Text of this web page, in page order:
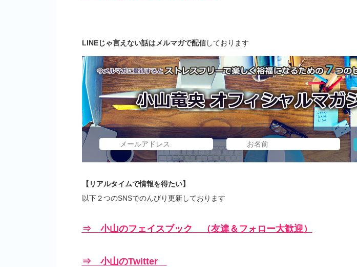
LINEじゃ言えない話はメルマガで配信しております
【リアルタイムで情報を得たい】
以下２つのSNSでのんびり更新しております
⇒ 小山のフェイスブック （友達＆フォロー大歓迎）
⇒ 小山のTwitter